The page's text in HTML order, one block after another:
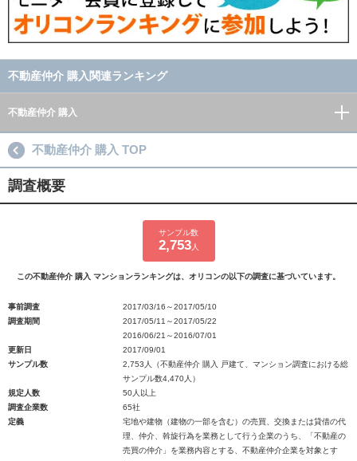
不動産仲介 購入関連ランキング
不動産仲介 購入
不動産仲介 購入 TOP
調査概要
サンプル数
2,753人
この不動産仲介 購入 マンションランキングは、オリコンの以下の調査に基づいています。
事前調査
2017/03/16～2017/05/10
調査期間
2017/05/11～2017/05/22
2016/06/21～2016/07/01
更新日
2017/09/01
サンプル数
2,753人（不動産仲介 購入 戸建て、マンション調査における総
サンプル数4,470人）
規定人数
50人以上
調査企業数
65社
定義
宅地や建物（建物の一部を含む）の売買、交換または貸借の代
理、仲介、斡旋行為を業務として行う企業のうち、「不動産の
売買の仲介」を業務内容とする、不動産仲介企業を対象とす